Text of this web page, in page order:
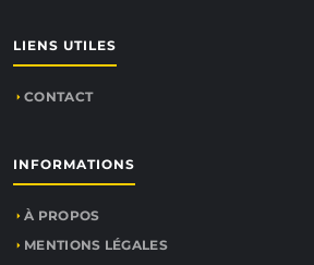
LIENS UTILES
CONTACT
INFORMATIONS
À PROPOS
MENTIONS LÉGALES